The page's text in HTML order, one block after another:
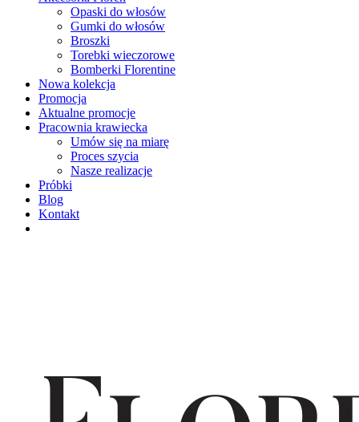
Opaski do włosów
Gumki do włosów
Broszki
Torebki wieczorowe
Bomberki Florentine
Nowa kolekcja
Promocja
Aktualne promocje
Pracownia krawiecka
Umów się na miarę
Proces szycia
Nasze realizacje
Próbki
Blog
Kontakt